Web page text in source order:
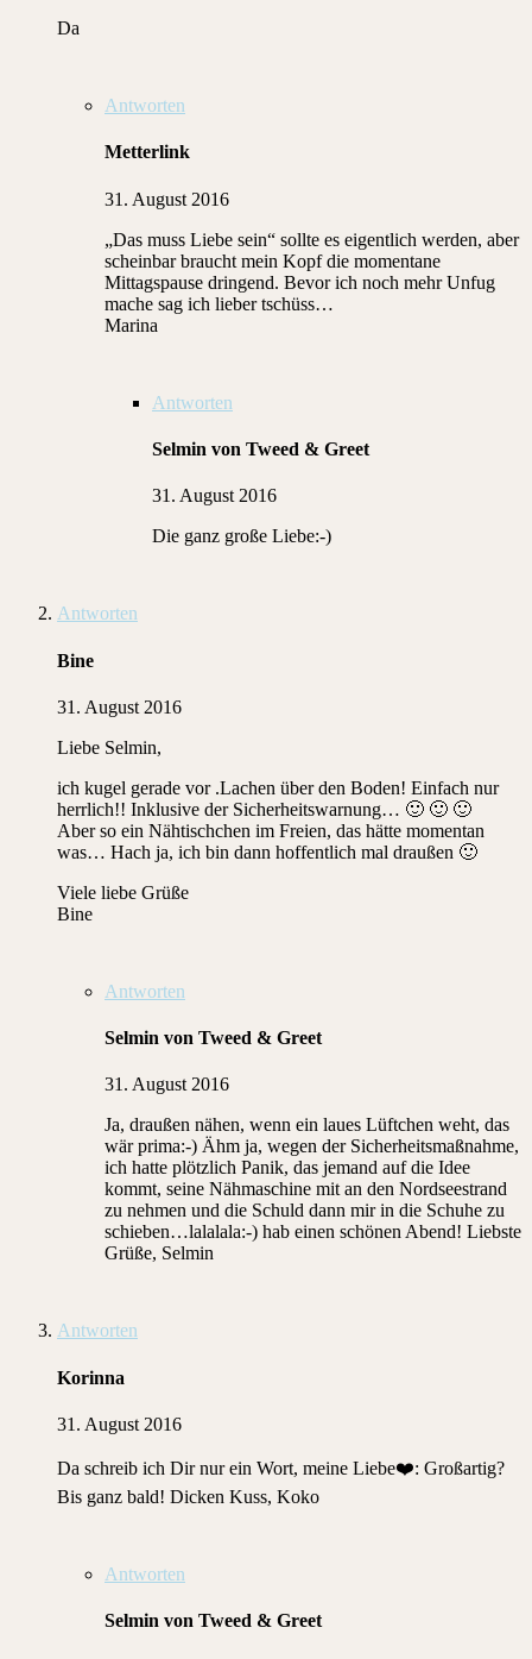
Da
Antworten
Metterlink
31. August 2016
„Das muss Liebe sein“ sollte es eigentlich werden, aber
scheinbar braucht mein Kopf die momentane
Mittagspause dringend. Bevor ich noch mehr Unfug
mache sag ich lieber tschüss…
Marina
Antworten
Selmin von Tweed & Greet
31. August 2016
Die ganz große Liebe:-)
Antworten
Bine
31. August 2016
Liebe Selmin,
ich kugel gerade vor .Lachen über den Boden! Einfach nur
herrlich!! Inklusive der Sicherheitswarnung… 🙂 🙂 🙂
Aber so ein Nähtischchen im Freien, das hätte momentan
was… Hach ja, ich bin dann hoffentlich mal draußen 🙂
Viele liebe Grüße
Bine
Antworten
Selmin von Tweed & Greet
31. August 2016
Ja, draußen nähen, wenn ein laues Lüftchen weht, das
wär prima:-) Ähm ja, wegen der Sicherheitsmaßnahme,
ich hatte plötzlich Panik, das jemand auf die Idee
kommt, seine Nähmaschine mit an den Nordseestrand
zu nehmen und die Schuld dann mir in die Schuhe zu
schieben…lalalala:-) hab einen schönen Abend! Liebste
Grüße, Selmin
Antworten
Korinna
31. August 2016
Da schreib ich Dir nur ein Wort, meine Liebe❤️: Großartig?
Bis ganz bald! Dicken Kuss, Koko
Antworten
Selmin von Tweed & Greet